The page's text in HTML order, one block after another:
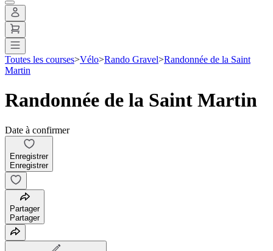
Toutes les courses>Vélo>Rando Gravel>Randonnée de la Saint
Martin
Randonnée de la Saint Martin
Date à confirmer
Enregistrer
Enregistrer
Partager
Partager